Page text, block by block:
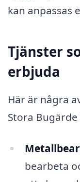
kan anpassas
Tjänster
erbjuda
Här är några
Stora
bearbeta